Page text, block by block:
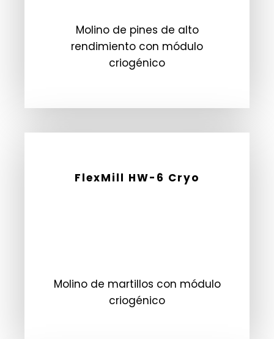
Molino de pines de alto
rendimiento con módulo
criogénico
FlexMill HW-6 Cryo
Molino de martillos con módulo
criogénico